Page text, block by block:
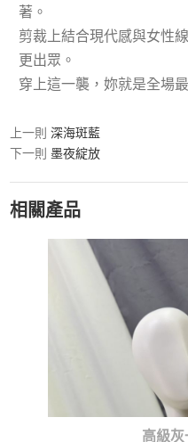
著。
剪裁上結合現代感與女性
更出眾。
穿上這一襲，妳就是全場
上一則深海斑藍
下一則墨夜綻放
相關產品
高級